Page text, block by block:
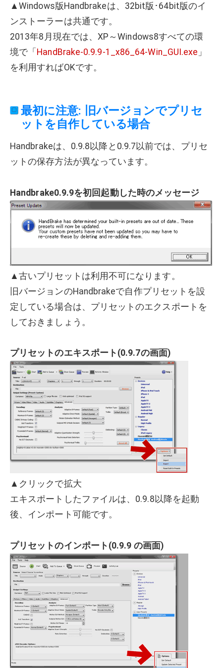
▲Windows版Handbrakeは、32bit版･64bit版のイ
ンストーラーは共通です。
2013年8月現在では、XP～Windows8すべての環
境で「 HandBrake-0.9.9-1_x86_64-Win_GUI.exe 」
を利用すればOKです。
最初に注意: 旧バージョンでプリセ
ットを自作している場合
Handbrakeは、0.9.8以降と0.9.7以前では、プリセ
ットの保存方法が異なっています。
Handbrake0.9.9を初回起動した時のメッセージ
▲古いプリセットは利用不可になります。
旧バージョンのHandbrakeで自作プリセットを設
定している場合は、プリセットのエクスポートを
しておきましょう。
プリセットのエキスポート(0.9.7の画面)
▲クリックで拡大
エキスポートしたファイルは、0.9.8以降を起動
後、インポート可能です。
プリセットのインポート(0.9.9 の画面)